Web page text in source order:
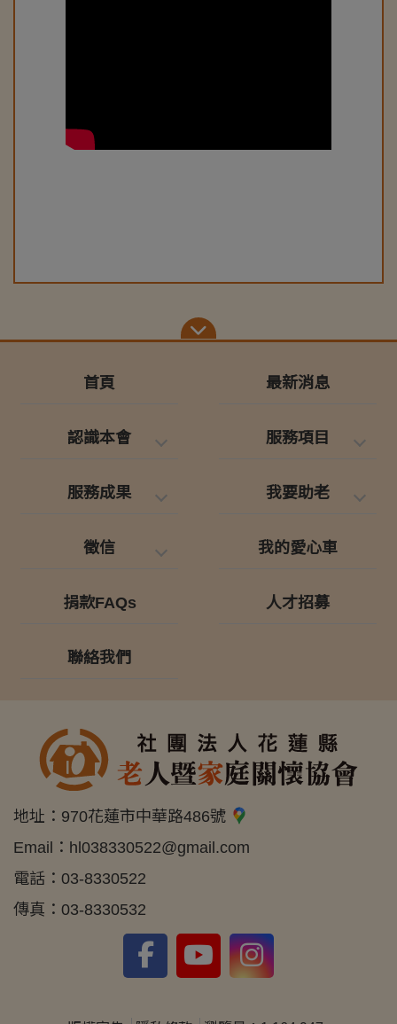
首頁 最新消息
認識本會 服務項目
服務成果 我要助老
徵信 我的愛心車
捐款FAQs 人才招募
聯絡我們
地址： 970花蓮市中華路486號
Email： hl038330522@gmail.com
電話： 03-8330522
傳真： 03-8330532